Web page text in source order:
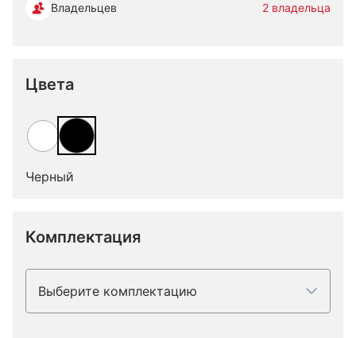
Владельцев 2 владельца
Цвета
Черный
Комплектация
Выберите комплектацию